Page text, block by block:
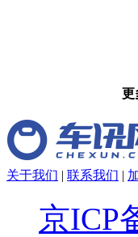
更
关于我们 | 联系我们 |
京ICP